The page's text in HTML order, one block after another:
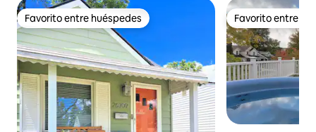
Favorito entre huéspedes
Favorito entre huéspedes Favorito entre
Favorito entre